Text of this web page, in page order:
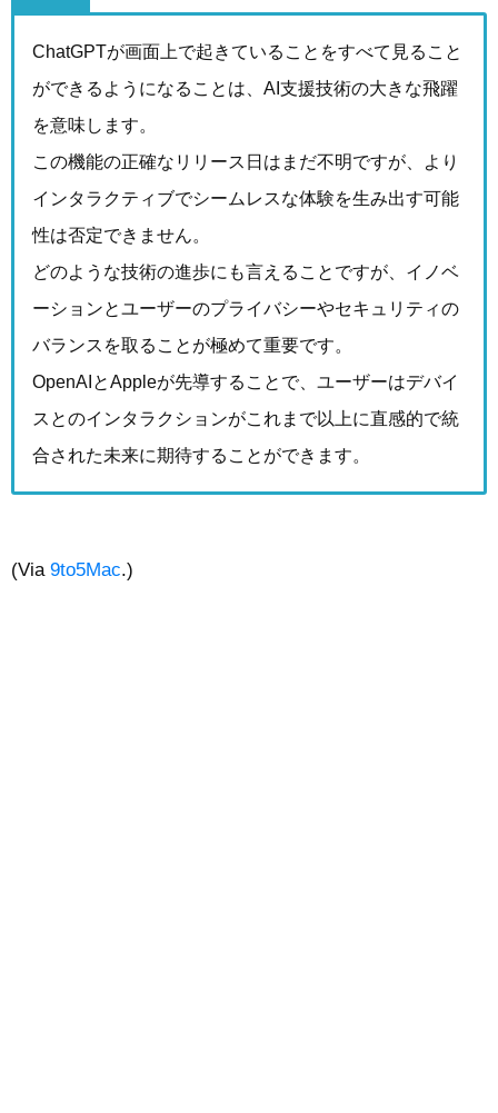
ChatGPTが画面上で起きていることをすべて見ること
ができるようになることは、AI支援技術の大きな飛躍
を意味します。
この機能の正確なリリース日はまだ不明ですが、より
インタラクティブでシームレスな体験を生み出す可能
性は否定できません。
どのような技術の進歩にも言えることですが、イノベ
ーションとユーザーのプライバシーやセキュリティの
バランスを取ることが極めて重要です。
OpenAIとAppleが先導することで、ユーザーはデバイ
スとのインタラクションがこれまで以上に直感的で統
合された未来に期待することができます。
(Via 9to5Mac.)